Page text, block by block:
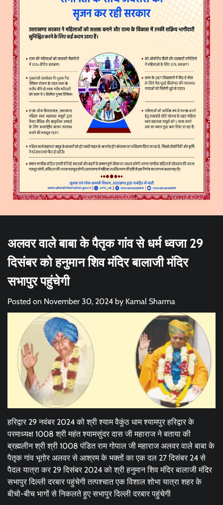
अलवर वाले बाबा के पैतृक गांव से धर्म ध्वजा 29
दिसंबर को हनुमान शिव मंदिर बालाजी मंदिर
सभापुर पहुंचेगी
Posted on November 30, 2024 by Kamal Sharma
हरिद्वार 29 नवंबर 2024 को श्री श्याम वैकुंठ धाम श्यामपुर हरिद्वार के
परमाध्यक्ष 1008 श्री महंत श्यामसुंदर दास जी महाराज ने बताया की
ब्रह्मलीन श्री श्री 1008 पंडित राम गोपाल जी महाराज अलवर वाले बाबा के
पैतृक गांव भूगोर अलवर से आश्रम के भक्तों का एक दल 27 दिसंबर 24 से
पैदल यात्रा कर 29 दिसंबर 2024 को श्री हनुमान शिव मंदिर बालाजी मंदिर
सभापुर दिल्ली दरबार पहुंचेगी तत्पश्चात एक विशाल शोभा यात्रा शहर के
बीचो-बीच भागों से निकलते हुए सभापुर दिल्ली दरबार पहुंचेगी